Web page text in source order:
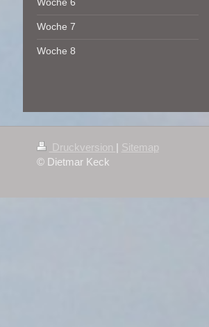
Woche 6
Woche 7
Woche 8
Druckversion | Sitemap
© Dietmar Keck